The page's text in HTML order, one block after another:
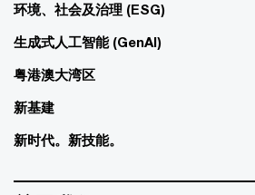
环境、社会及治理 (ESG)
生成式人工智能 (GenAI)
粤港澳大湾区
新基建
新时代。新技能。